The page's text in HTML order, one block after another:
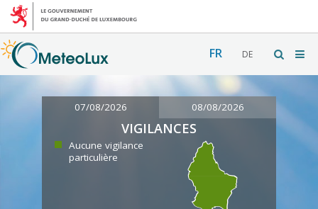
FR DE
07/08/2026 08/08/2026
VIGILANCES
Aucune vigilance
particulière